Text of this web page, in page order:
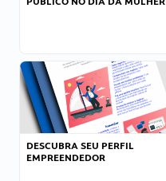
DESCUBRA SEU PERFIL
EMPREENDEDOR